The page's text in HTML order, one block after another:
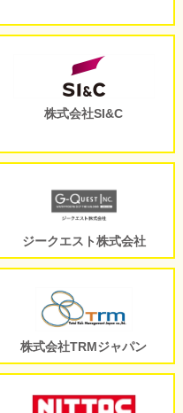
株式会社SI&C
ジークエスト株式会社
株式会社TRMジャパン